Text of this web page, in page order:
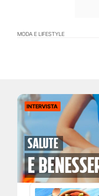
MODA E LIFESTYLE
INTERVISTA
Salute
e